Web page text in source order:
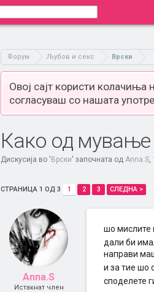
Форум Љубов и секс Врски
Овој сајт користи
согласуваш со нашата
Како од мување
Дискусија во ' Врски' започната од Anna.S,
СТРАНИЦА 1 ОД 3 1 2 3 СЛЕДНА >
Anna.S
Истакнат член
шо мислите
дали би
направи
и за тие шо
споделете